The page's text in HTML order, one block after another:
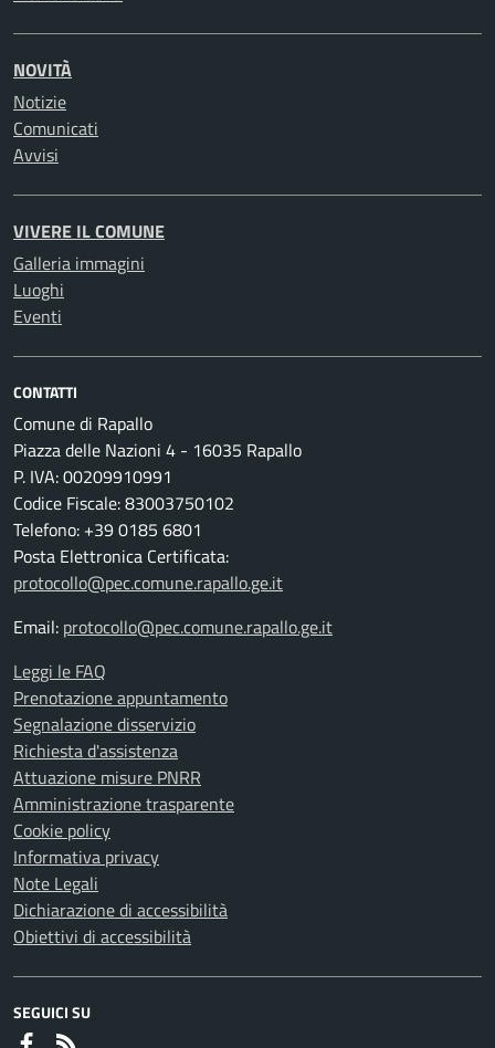
NOVITÀ
Notizie
Comunicati
Avvisi
VIVERE IL COMUNE
Galleria immagini
Luoghi
Eventi
CONTATTI
Comune di Rapallo
Piazza delle Nazioni 4 - 16035 Rapallo
P. IVA: 00209910991
Codice Fiscale: 83003750102
Telefono: +39 0185 6801
Posta Elettronica Certificata:
protocollo@pec.comune.rapallo.ge.it
Email: protocollo@pec.comune.rapallo.ge.it
Leggi le FAQ
Prenotazione appuntamento
Segnalazione disservizio
Richiesta d'assistenza
Attuazione misure PNRR
Amministrazione trasparente
Cookie policy
Informativa privacy
Note Legali
Dichiarazione di accessibilità
Obiettivi di accessibilità
SEGUICI SU
Faceboook